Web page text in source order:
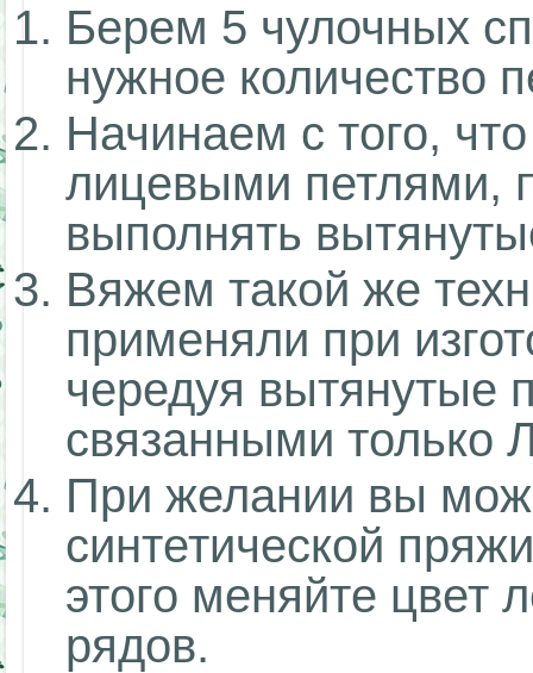
Берем 5 чулочных
нужное количество
Начинаем с того,
лицевыми петлями,
выполнять
Вяжем такой же
применяли при
чередуя вытянутые
связанными только
При желании вы
синтетической
этого меняйте цвет
рядов.